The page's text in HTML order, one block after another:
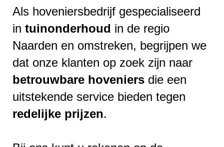
Als hoveniersbedrijf gespecialiseerd
in tuinonderhoud in de regio
Naarden en omstreken, begrijpen we
dat onze klanten op zoek zijn naar
betrouwbare hoveniers die een
uitstekende service bieden tegen
redelijke prijzen.